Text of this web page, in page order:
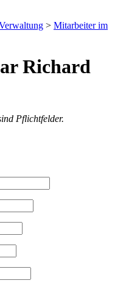
> Mitarbeiter im
Richard
Pflichtfelder.